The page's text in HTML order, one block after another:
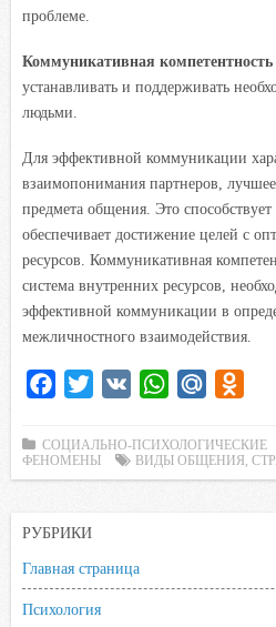
проблеме.
Коммуникативная компетентность
устанавливать и поддерживать
людьми.
Для эффективной коммуникации
взаимопонимания партнеров,
предмета общения. Это
обеспечивает достижение целей с
ресурсов. Коммуникативная
система внутренних ресурсов,
эффективной коммуникации в
межличностного взаимодействия.
c
e
o
k
i
t
W
a
t
p
i
l
n
o
s
СОЦИАЛЬНО-ПСИХОЛОГИЧЕСКИЕ
ФЕНОМЕНЫ
ВИДЫ ОБЩЕНИЯ
РУБРИКИ
Главная страница
Психология